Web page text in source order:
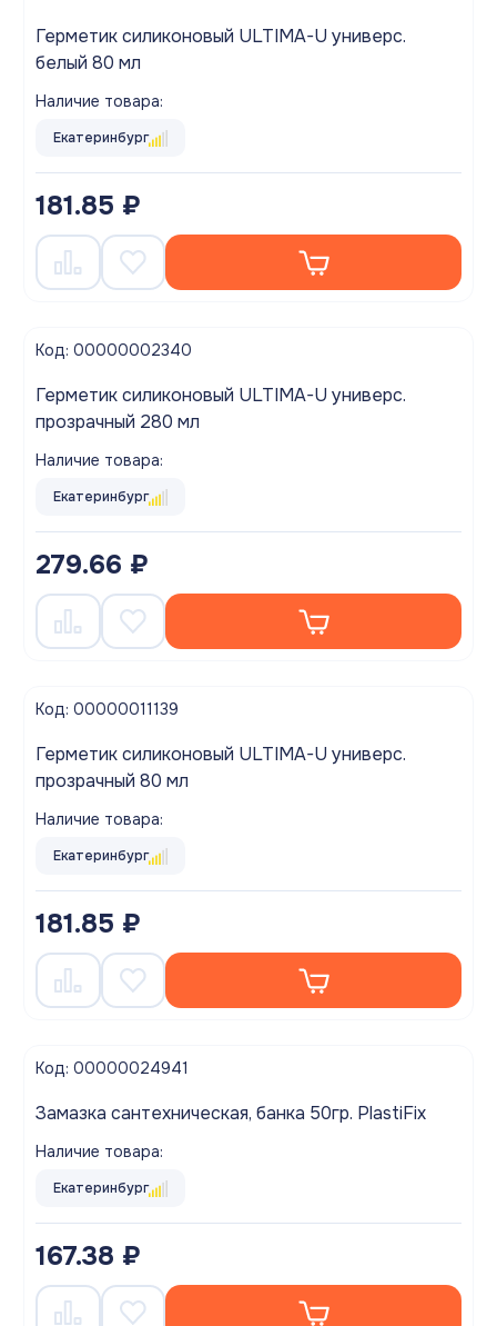
Герметик силиконовый ULTIMA-U универс.
белый 80 мл
Наличие товара:
Екатеринбург
181.85 ₽
Код: 00000002340
Герметик силиконовый ULTIMA-U универс.
прозрачный 280 мл
Наличие товара:
Екатеринбург
279.66 ₽
Код: 00000011139
Герметик силиконовый ULTIMA-U универс.
прозрачный 80 мл
Наличие товара:
Екатеринбург
181.85 ₽
Код: 00000024941
Замазка сантехническая, банка 50гр. PlastiFix
Наличие товара:
Екатеринбург
167.38 ₽